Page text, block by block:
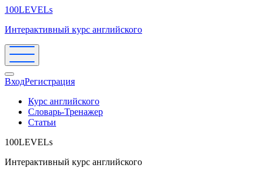
100LEVELs
Интерактивный курс английского
ВходРегистрация
Курс английского
Словарь-Тренажер
Статьи
100LEVELs
Интерактивный курс английского